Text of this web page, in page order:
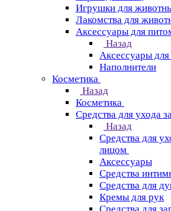
Игрушки для
Лакомства для
Аксессуары для
Назад
Аксессуары
Наполнители
Косметика
Назад
Косметика
Средства для ухода
Назад
Средства для
лицом
Аксессуары
Средства
Средства для
Кремы для рук